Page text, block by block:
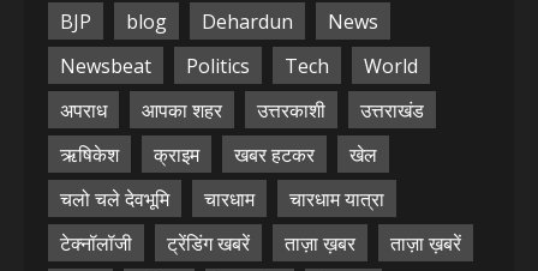
BJP blog Dehardun
News
Newsbeat
Politics Tech
World
अपराध
आपका शहर उत्तरकाशी
उत्तराखंड
ऋषिकेश
क्राइम खबर हटकर
खेल
चलो चले देवभूमि
चारधाम
चारधाम यात्रा
टेक्नॉलॉजी
ट्रेंडिंग खबरें ताज़ा ख़बर
ताज़ा ख़बरें